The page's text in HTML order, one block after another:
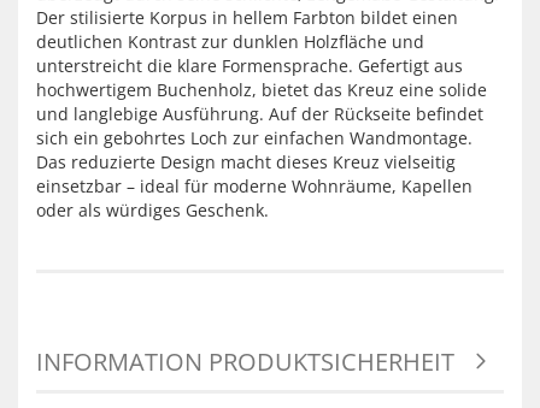
Der stilisierte Korpus in hellem Farbton bildet einen
deutlichen Kontrast zur dunklen Holzfläche und
unterstreicht die klare Formensprache. Gefertigt aus
hochwertigem Buchenholz, bietet das Kreuz eine solide
und langlebige Ausführung. Auf der Rückseite befindet
sich ein gebohrtes Loch zur einfachen Wandmontage.
Das reduzierte Design macht dieses Kreuz vielseitig
einsetzbar – ideal für moderne Wohnräume, Kapellen
oder als würdiges Geschenk.
INFORMATION PRODUKTSICHERHEIT